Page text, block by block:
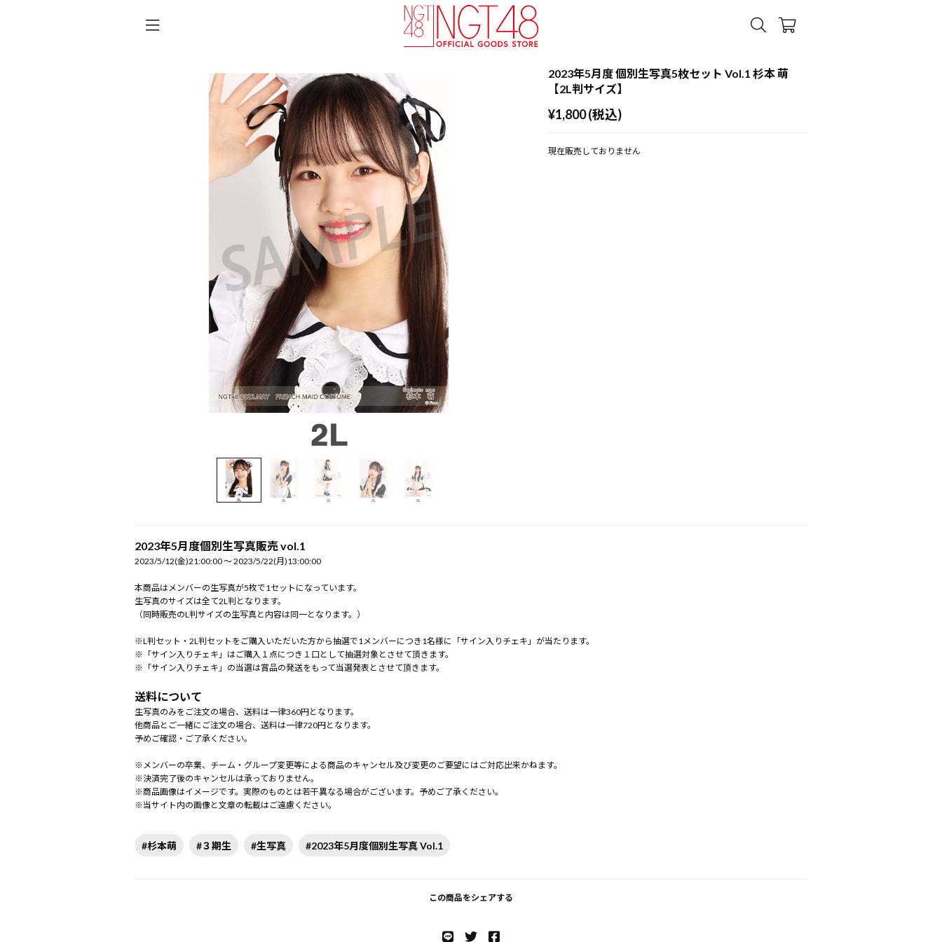
2023年5月度 個別生写真5枚セット Vol.1 杉本 萌
【2L判サイズ】
¥1,800 (税込)
現在販売しておりません
2023年5月度個別生写真販売 vol.1
2023/5/12(金)21:00:00 〜 2023/5/22(月)13:00:00
本商品はメンバーの生写真が5枚で1セットになっています。
生写真のサイズは全て2L判となります。
（同時販売のL判サイズの生写真と内容は同一となります。）
※L判セット・2L判セットをご購入いただいた方から抽選で1メンバーにつき1名様に「サイン入りチェキ」が当たります。
※「サイン入りチェキ」はご購入１点につき１口として抽選対象とさせて頂きます。
※「サイン入りチェキ」の当選は賞品の発送をもって当選発表とさせて頂きます。
送料について
生写真のみをご注文の場合、送料は一律360円となります。
他商品とご一緒にご注文の場合、送料は一律720円となります。
予めご確認・ご了承ください。
※メンバーの卒業、チーム・グループ変更等による商品のキャンセル及び変更のご要望にはご対応出来かねます。
※決済完了後のキャンセルは承っておりません。
※商品画像はイメージです。実際のものとは若干異なる場合がございます。予めご了承ください。
※当サイト内の画像と文章の転載はご遠慮ください。
#杉本萌 #３期生 #生写真 #2023年5月度個別生写真 Vol.1
この商品をシェアする